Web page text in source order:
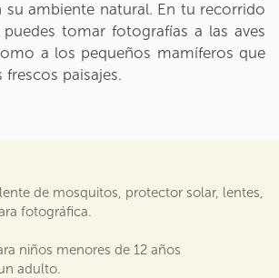
su ambiente natural. En tu recorrido
tomar fotografías a las aves
a los pequeños mamíferos que
paisajes.
de mosquitos, protector solar, lentes,
fotográfica.
niños menores de 12 años
adulto.